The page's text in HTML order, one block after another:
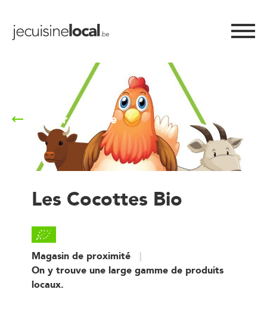
Retour à la liste
Les Cocottes Bio
Magasin de proximité
On y trouve une large gamme de produits
locaux.